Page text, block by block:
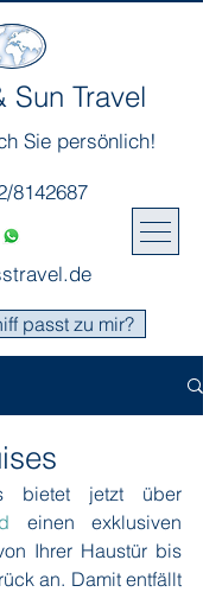
Sun Travel
Sie persönlich!
8142687
passt zu mir?
einen exklusiven
Ihrer Haustür bis
an. Damit entfällt